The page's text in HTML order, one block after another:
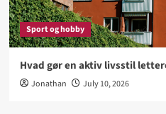
Sport og hobby
Hvad gør en aktiv livsstil
Jonathan July 10, 2026